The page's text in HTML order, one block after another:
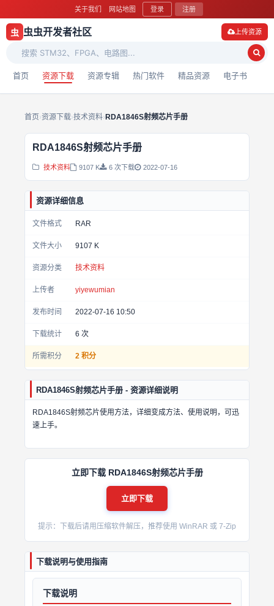
关于我们 网站地图 登录 注册
虫 虫虫开发者社区
首页 资源下载 资源专辑 热门软件 精品资源 电子书
上传资源
首页›资源下载›技术资料› RDA1846S射频芯片手册
RDA1846S射频芯片手册
技术资料 9107 K 6 次下载 2022-07-16
资源详细信息
文件格式 RAR
文件大小 9107 K
资源分类 技术资料
上传者 yiyewumian
发布时间 2022-07-16 10:50
下载统计 6 次
所需积分 2 积分
RDA1846S射频芯片手册 - 资源详细说明
RDA1846S射频芯片使用方法，详细变成方法、使用说明，可迅
速上手。
立即下载 RDA1846S射频芯片手册
立即下载
提示：下载后请用压缩软件解压，推荐使用 WinRAR 或 7-Zip
下载说明与使用指南
下载说明